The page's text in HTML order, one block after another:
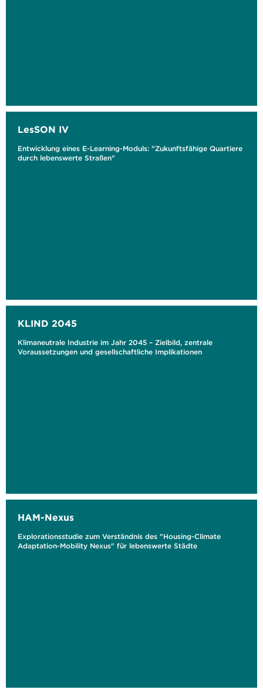
LesSON IV
Entwicklung eines E-Learning-Moduls: "Zukunftsfähige Quartiere
durch lebenswerte Straßen"
KLIND 2045
Klimaneutrale Industrie im Jahr 2045 – Zielbild, zentrale
Voraussetzungen und gesellschaftliche Implikationen
HAM-Nexus
Explorationsstudie zum Verständnis des "Housing-Climate
Adaptation-Mobility Nexus" für lebenswerte Städte